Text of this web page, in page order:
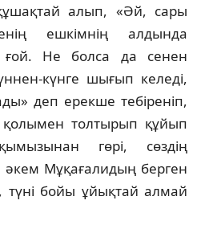
алып, «Әй, сары
ешкім­нің алдында
ғой. Не болса да сенен
күнге шығып келеді,
деп ерекше тебіреніп,
толтырып құйып
гөрі, сөздің
Мұқағалидың берген
түні бойы ұйықтай алмай